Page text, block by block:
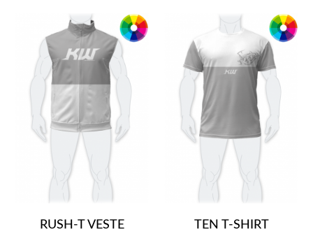
RUSH-T VESTE
TEN T-SHIRT